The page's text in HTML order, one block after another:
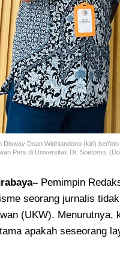
Disway Doan Widhiandono (kiri)
Pers di Universitas Dr. Soetomo.
Pemimpin
seorang jurnalis
(UKW).
apakah seseorang